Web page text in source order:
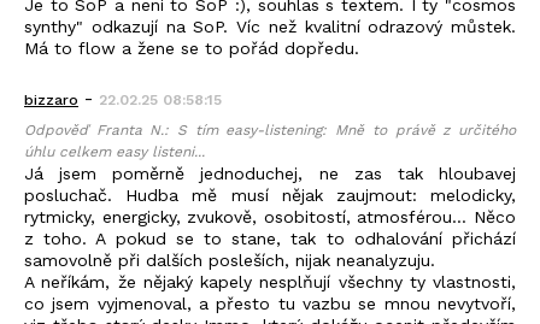
Je to SoP a není to SoP :), souhlas s textem. I ty "cosmos
synthy" odkazují na SoP. Víc než kvalitní odrazový můstek.
Má to flow a žene se to pořád dopředu.
bizzaro - 22.02.25 08:58:15
Odpověď Franta N.: S tím easy-listening: Mně to právě z určitého
úhlu celkem easy listeni...
Já jsem poměrně jednoduchej, ne zas tak hloubavej
posluchač. Hudba mě musí nějak zaujmout: melodicky,
rytmicky, energicky, zvukově, osobitostí, atmosférou... Něco
z toho. A pokud se to stane, tak to odhalování přichází
samovolně při dalších posleších, nijak neanalyzuju.
A neříkám, že nějaký kapely nesplňují všechny ty vlastnosti,
co jsem vyjmenoval, a přesto tu vazbu se mnou nevytvoří,